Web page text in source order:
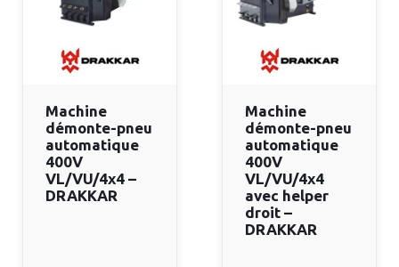
Machine
démonte-pneu
automatique
400V
VL/VU/4x4 –
DRAKKAR
Machine
démonte-pneu
automatique
400V
VL/VU/4x4
avec helper
droit –
DRAKKAR